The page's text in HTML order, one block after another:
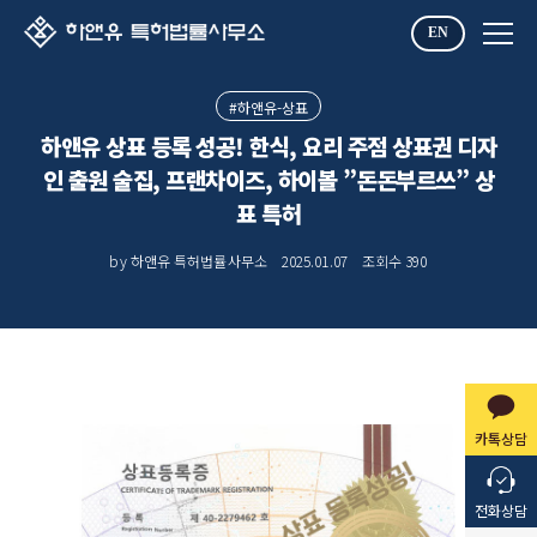
EN
카톡상담
전화상담
#하앤유-상표
하앤유 상표 등록 성공! 한식, 요리 주점 상표권 디자
인 출원 술집, 프랜차이즈, 하이볼 ”돈돈부르쓰” 상
표 특허
by 하앤유 특허법률사무소 2025.01.07 조회수 390